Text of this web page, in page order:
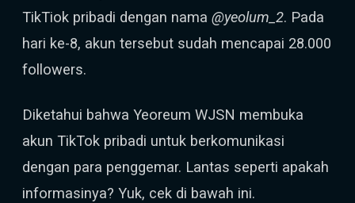
TikTiok pribadi dengan nama @yeolum_2. Pada
hari ke-8, akun tersebut sudah mencapai 28.000
followers.
Diketahui bahwa Yeoreum WJSN membuka
akun TikTok pribadi untuk berkomunikasi
dengan para penggemar. Lantas seperti apakah
informasinya? Yuk, cek di bawah ini.